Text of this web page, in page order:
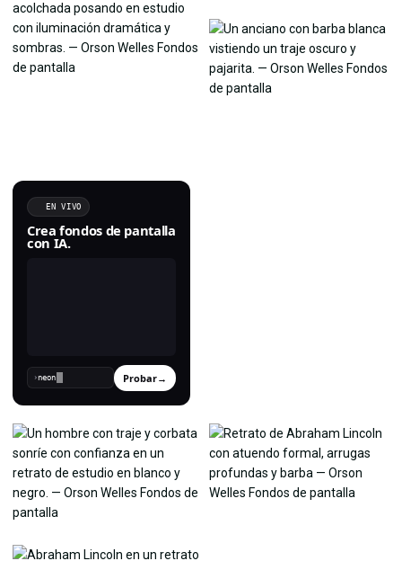
EN VIVO
Crea fondos de pantalla
con IA.
› Probar→